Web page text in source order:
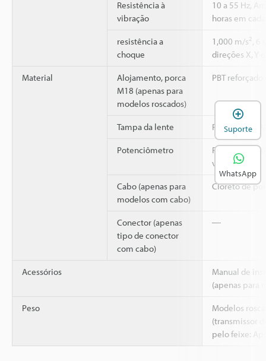
Resistência à
vibração
10 a 55 Hz,
horas em
resistência a
choque
1,000 m/s2
direções X, Y
Material
Alojamento, porca
M18 (apenas para
modelos roscados)
PBT
Tampa da lente Poliarilato
Potenciômetro
Poliamida
vidro
Cabo (apenas para
modelos com cabo)
Cloreto de
Conector (apenas
tipo de conector
com cabo)
―
Acessórios
Manual de
(apenas para
Peso
Modelos
(transmissor
pelo feixe:
Suporte
WhatsApp